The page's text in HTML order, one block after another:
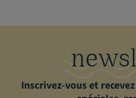
Inscrivez-vous et